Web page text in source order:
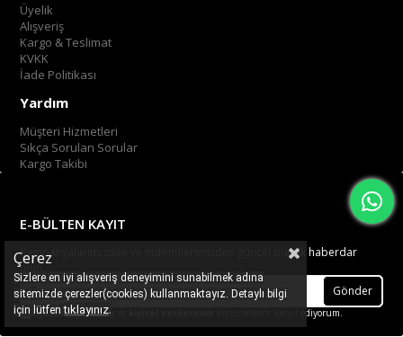
Üyelik
Alışveriş
Kargo & Teslimat
KVKK
İade Politikası
Yardım
Müşteri Hizmetleri
Sıkça Sorulan Sorular
Kargo Takibi
E-BÜLTEN KAYIT
Kampanyalarımızdan ve indirimlerimizden güncel olarak haberdar
olun.
Gönder
Üyelik koşullarını korunmasını kabul ediyorum.
Çerez
Sizlere en iyi alışveriş deneyimini sunabilmek adına
sitemizde çerezler(cookies) kullanmaktayız. Detaylı bilgi
için lütfentıklayınız.